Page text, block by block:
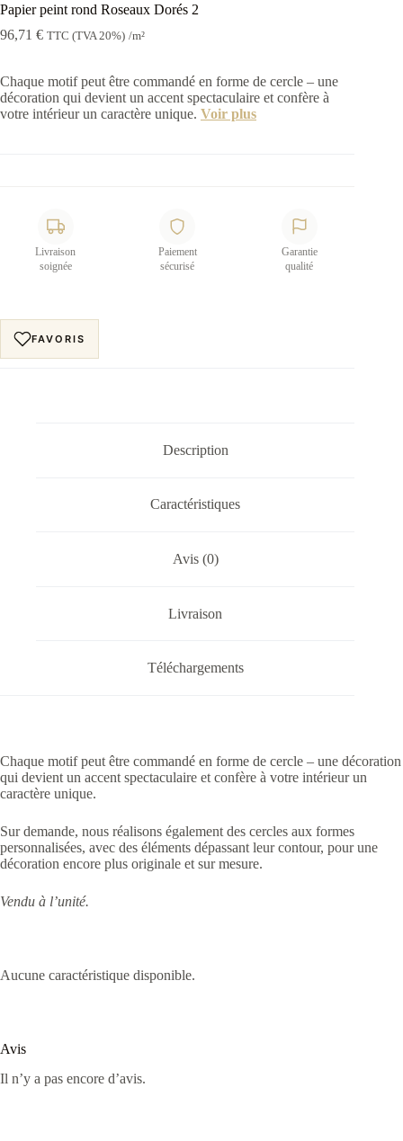
Papier peint rond Roseaux Dorés 2
96,71 € TTC (TVA 20%) /m²
Chaque motif peut être commandé en forme de cercle – une
décoration qui devient un accent spectaculaire et confère à
votre intérieur un caractère unique. Voir plus
Livraison
soignée
Paiement
sécurisé
Garantie
qualité
FAVORIS
Description
Caractéristiques
Avis (0)
Livraison
Téléchargements
Chaque motif peut être commandé en forme de cercle – une décoration
qui devient un accent spectaculaire et confère à votre intérieur un
caractère unique.
Sur demande, nous réalisons également des cercles aux formes
personnalisées, avec des éléments dépassant leur contour, pour une
décoration encore plus originale et sur mesure.
Vendu à l’unité.
Aucune caractéristique disponible.
Avis
Il n’y a pas encore d’avis.